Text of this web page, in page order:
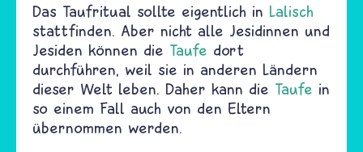
Das Taufritual sollte eigentlich in Lalisch
stattfinden. Aber nicht alle Jesidinnen und
Jesiden können die Taufe dort
durchführen, weil sie in anderen Ländern
dieser Welt leben. Daher kann die Taufe in
so einem Fall auch von den Eltern
übernommen werden.